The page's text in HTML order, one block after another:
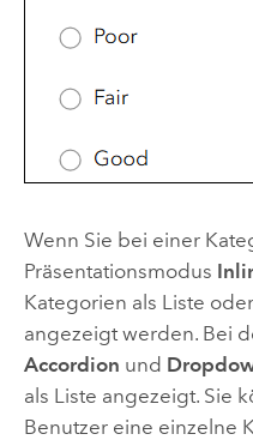
Wenn Sie bei einer
Präsentationsmodus
Kategorien als Liste
angezeigt werden. Bei
Accordion und
als Liste angezeigt. Sie
Benutzer eine einzelne